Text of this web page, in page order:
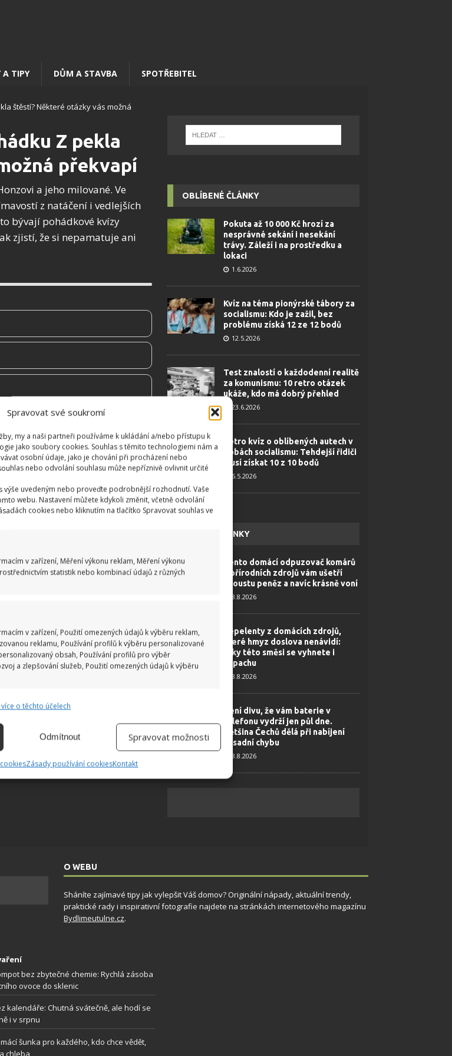
Spravovat své soukromí
my a naši partneři používáme k ukládání a/nebo přístupu k
jako soubory cookies. Souhlas s těmito technologiemi nám a
osobní údaje, jako je chování při procházení nebo
nebo odvolání souhlasu může nepříznivě ovlivnit určité
výše uvedeným nebo proveďte podrobnější rozhodnutí. Vaše
webu. Nastavení můžete kdykoli změnit, včetně odvolání
cookies nebo kliknutím na tlačítko Spravovat souhlas ve
v zařízení, Měření výkonu reklam, Měření výkonu
statistik nebo kombinací údajů z různých
v zařízení, Použití omezených údajů k výběru reklam,
reklamu, Používání profilů k výběru personalizované
obsah, Používání profilů pro výběr
a zlepšování služeb, Použití omezených údajů k výběru
z jiných zdrojů údajů, Propojení různých
základě automaticky přenášených informací.
zeměpisné poloze, Identifikace zařízení na
informací.
o těchto účelech
Odmítnout Spravovat možnosti
Zásady používání cookiesKontakt
A TIPY DŮM A STAVBA SPOTŘEBITEL
štěstí? Některé otázky vás možná
Z pekla
překvapí
a jeho milované. Ve
z natáčení i vedlejších
bývají pohádkové kvízy
zjistí, že si nepamatuje ani
OBLÍBENÉ ČLÁNKY
Pokuta až 10 000 Kč hrozí za
nesprávné sekání i nesekání
trávy. Záleží i na prostředku a
lokaci
1.6.2026
Kvíz na téma pionýrské tábory za
socialismu: Kdo je zažil, bez
problému získá 12 ze 12 bodů
12.5.2026
Test znalostí o každodenní realitě
za komunismu: 10 retro otázek
ukáže, kdo má dobrý přehled
23.6.2026
Retro kvíz o oblíbených autech v
dobách socialismu: Tehdejší řidiči
musí získat 10 z 10 bodů
6.5.2026
ŽHAVÉ NOVINKY
Tento domácí odpuzovač komárů
z přírodních zdrojů vám ušetří
spoustu peněz a navíc krásně voní
8.8.2026
Repelenty z domácích zdrojů,
které hmyz doslova nenávidí:
Díky této směsi se vyhnete i
zápachu
8.8.2026
Není divu, že vám baterie v
telefonu vydrží jen půl dne.
Většina Čechů dělá při nabíjení
zásadní chybu
8.8.2026
O WEBU
Sháníte zajímavé tipy jak vylepšit Váš domov? Originální nápady, aktuální trendy,
praktické rady i inspirativní fotografie najdete na stránkách internetového magazínu
Bydlimeutulne.cz.
bez zbytečné chemie: Rychlá zásoba
ovoce do sklenic
kalendáře: Chutná svátečně, ale hodí se
i v srpnu
šunka pro každého, kdo chce vědět,
chleba